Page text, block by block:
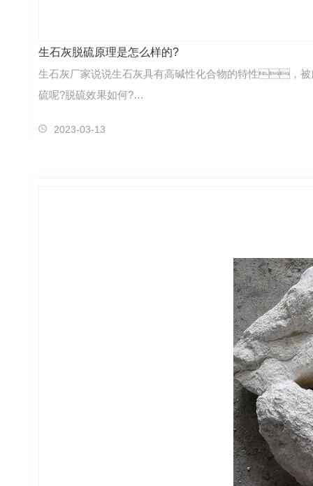
生石灰脱硫原理是怎么样的?
生石灰厂家说说生石灰具有高碱性化合物的特性，
硫呢?脱硫效果如何?…
2023-03-13